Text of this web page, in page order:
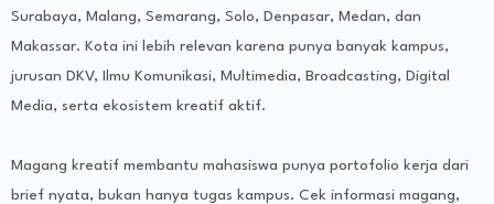
Surabaya, Malang, Semarang, Solo, Denpasar, Medan, dan
Makassar. Kota ini lebih relevan karena punya banyak kampus,
jurusan DKV, Ilmu Komunikasi, Multimedia, Broadcasting, Digital
Media, serta ekosistem kreatif aktif.
Magang kreatif membantu mahasiswa punya portofolio kerja dari
brief nyata, bukan hanya tugas kampus. Cek informasi magang,